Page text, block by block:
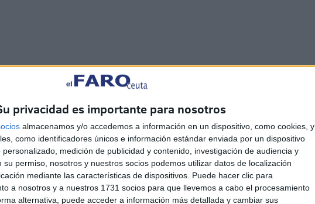
privacidad es importante para nosotros
almacenamos y/o accedemos a información en un dispositivo, como cookies, y
como identificadores únicos e información estándar enviada por un dispositivo
medición de publicidad y contenido, investigación de audiencia y
su permiso, nosotros y nuestros socios podemos utilizar datos de localización
mediante las características de dispositivos. Puede hacer clic para
a nosotros y a nuestros 1731 socios para que llevemos a cabo el procesamiento
alternativa, puede acceder a información más detallada y cambiar sus
dar paso a un tema interpretado por la voz y
, parecen estar hechos el uno para la otra.
en lo más profundo, conquistando así a todos